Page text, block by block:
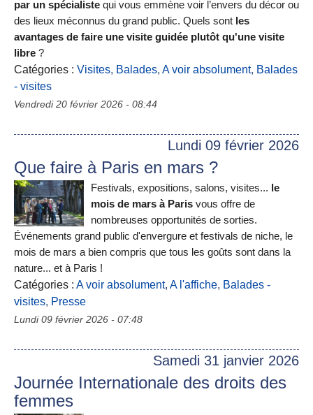
par un spécialiste qui vous emmène voir l’envers du décor ou
des lieux méconnus du grand public. Quels sont les
avantages de faire une visite guidée plutôt qu'une visite
libre ?
Catégories : Visites, Balades, A voir absolument, Balades
- visites
Vendredi 20 février 2026 - 08:44
Lundi 09 février 2026
Que faire à Paris en mars ?
Festivals, expositions, salons, visites... le
mois de mars à Paris vous offre de
nombreuses opportunités de sorties.
Événements grand public d'envergure et festivals de niche, le
mois de mars a bien compris que tous les goûts sont dans la
nature... et à Paris !
Catégories : A voir absolument, A l'affiche, Balades -
visites, Presse
Lundi 09 février 2026 - 07:48
Samedi 31 janvier 2026
Journée Internationale des droits des
femmes